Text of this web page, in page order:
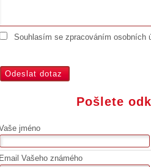
Souhlasím se zpracováním osobních
Pošlete
jméno
Email Vašeho známého